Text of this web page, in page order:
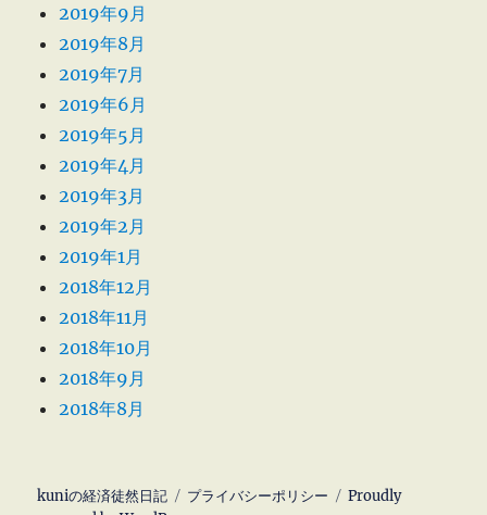
2019年9月
2019年8月
2019年7月
2019年6月
2019年5月
2019年4月
2019年3月
2019年2月
2019年1月
2018年12月
2018年11月
2018年10月
2018年9月
2018年8月
kuniの経済徒然日記 プライバシーポリシー
Proudly